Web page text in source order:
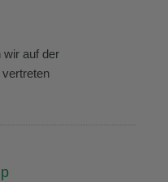
wir auf der